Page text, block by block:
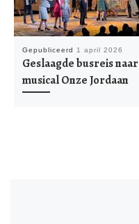
Gepubliceerd 1 april 2026
Geslaagde busreis naar
musical Onze Jordaan